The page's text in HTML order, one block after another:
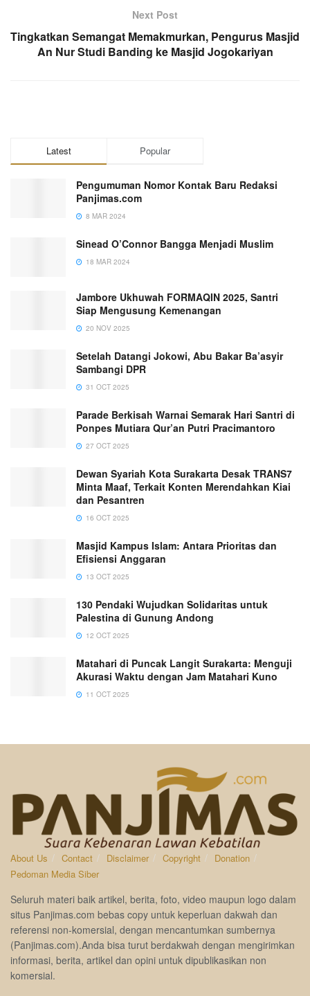
Next Post
Tingkatkan Semangat Memakmurkan, Pengurus Masjid
An Nur Studi Banding ke Masjid Jogokariyan
Latest Popular
Pengumuman Nomor Kontak Baru Redaksi
Panjimas.com
8 MAR 2024
Sinead O’Connor Bangga Menjadi Muslim
18 MAR 2024
Jambore Ukhuwah FORMAQIN 2025, Santri
Siap Mengusung Kemenangan
20 NOV 2025
Setelah Datangi Jokowi, Abu Bakar Ba’asyir
Sambangi DPR
31 OCT 2025
Parade Berkisah Warnai Semarak Hari Santri di
Ponpes Mutiara Qur’an Putri Pracimantoro
27 OCT 2025
Dewan Syariah Kota Surakarta Desak TRANS7
Minta Maaf, Terkait Konten Merendahkan Kiai
dan Pesantren
16 OCT 2025
Masjid Kampus Islam: Antara Prioritas dan
Efisiensi Anggaran
13 OCT 2025
130 Pendaki Wujudkan Solidaritas untuk
Palestina di Gunung Andong
12 OCT 2025
Matahari di Puncak Langit Surakarta: Menguji
Akurasi Waktu dengan Jam Matahari Kuno
11 OCT 2025
About Us Contact Disclaimer Copyright
Donation
Pedoman Media Siber
Seluruh materi baik artikel, berita, foto, video maupun logo dalam
situs Panjimas.com bebas copy untuk keperluan dakwah dan
referensi non-komersial, dengan mencantumkan sumbernya
(Panjimas.com).Anda bisa turut berdakwah dengan mengirimkan
informasi, berita, artikel dan opini untuk dipublikasikan non
komersial.